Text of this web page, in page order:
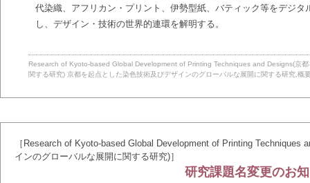
代染織、アフリカン・プリント、伊勢型紙、バティック等をデジ
し、デザイン・技術の世界的連環を解明する。
Research of Kyoto-based Global Development of Printing Techniques and Designs(京
関する研究) 京都を起点とした染色技術及びデザインのグローバルな展開に関する研究 概
［Research of Kyoto-based Global Development of Printing Techniques
インのグローバルな展開に関する研究)］
研究課題名変更のお